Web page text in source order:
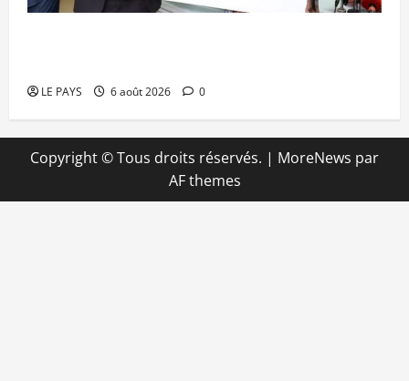
LE PAYS 6 août 2026 0
Copyright © Tous droits réservés. | MoreNews par
AF themes